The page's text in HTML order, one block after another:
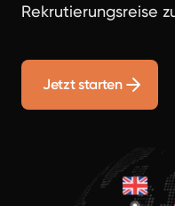
Rekrutierungsreise
Jetzt starten